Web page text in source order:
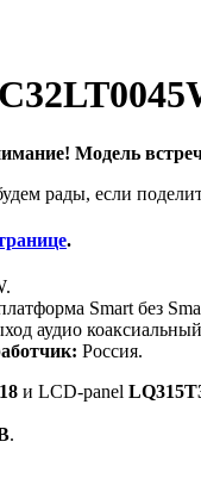
Модель
рады, если
.
Smart без
аудио
Россия.
и LCD-panel
.